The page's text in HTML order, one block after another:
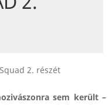
sem került –